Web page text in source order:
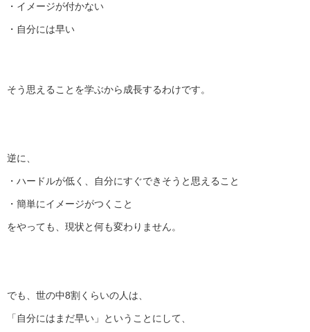
・イメージが付かない
・自分には早い
そう思えることを学ぶから成長するわけです。
逆に、
・ハードルが低く、自分にすぐできそうと思えること
・簡単にイメージがつくこと
をやっても、現状と何も変わりません。
でも、世の中8割くらいの人は、
「自分にはまだ早い」ということにして、